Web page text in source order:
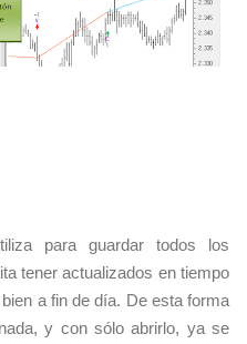
para guardar todos los
tener actualizados en tiempo
a fin de día. De esta forma
y con sólo abrirlo, ya se